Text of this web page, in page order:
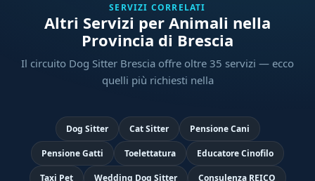
SERVIZI CORRELATI
Altri Servizi per Animali nella
Provincia di Brescia
Il circuito Dog Sitter Brescia offre oltre 35 servizi — ecco
quelli più richiesti nella
Dog Sitter Cat Sitter Pensione Cani
Pensione Gatti Toelettatura Educatore Cinofilo
Taxi Pet Wedding Dog Sitter Consulenza REICO